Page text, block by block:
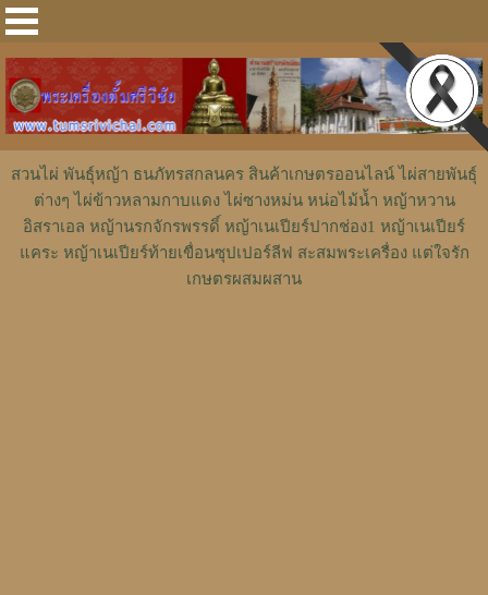
สวนไผ่ พันธุ์หญ้า ธนภัทรสกลนคร สินค้าเกษตรออนไลน์ ไผ่สายพันธุ์
ต่างๆ ไผ่ข้าวหลามกาบแดง ไผ่ซางหม่น หน่อไม้น้ำ หญ้าหวาน
อิสราเอล หญ้านรกจักรพรรดิ์ หญ้าเนเปียร์ปากช่อง1 หญ้าเนเปียร์
แคระ หญ้าเนเปียร์ท้ายเขื่อนซุปเปอร์ลีฟ สะสมพระเครื่อง แต่ใจรัก
เกษตรผสมผสาน